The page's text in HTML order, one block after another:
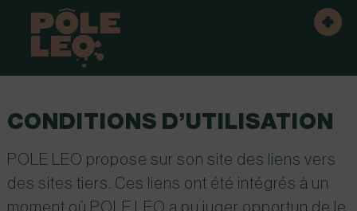
CONDITIONS D’UTILISATION
POLE LEO propose sur son site des liens vers
des sites tiers. Ces liens ont été intégrés à un